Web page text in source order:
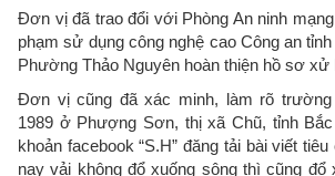
Đơn vị đã trao đổi với Phòng An ninh
phạm sử dụng công nghệ cao Công an
Phường Thảo Nguyên hoàn thiện hồ sơ xử
Đơn vị cũng đã xác minh, làm rõ
1989 ở Phượng Sơn, thị xã Chũ, tỉnh
khoản facebook “S.H” đăng tải bài viết
nay vải không đổ xuống sông thì cũng đổ